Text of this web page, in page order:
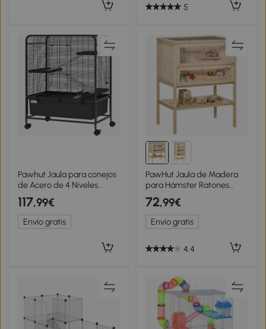
5
Pawhut Jaula para conejos
de Acero de 4 Niveles
Rampas, Ruedas, Depósito
de Agua y Bandeja
Extraíble, Negro
117,99€
Envío gratis
PawHut Jaula de Madera
para Hámster Ratones
Casa de Juegos con 5
Plataformas Rampa Techo
Abatible Ventana Cristal
Plástico y Estante Inferior
72,99€
Envío gratis
4.4